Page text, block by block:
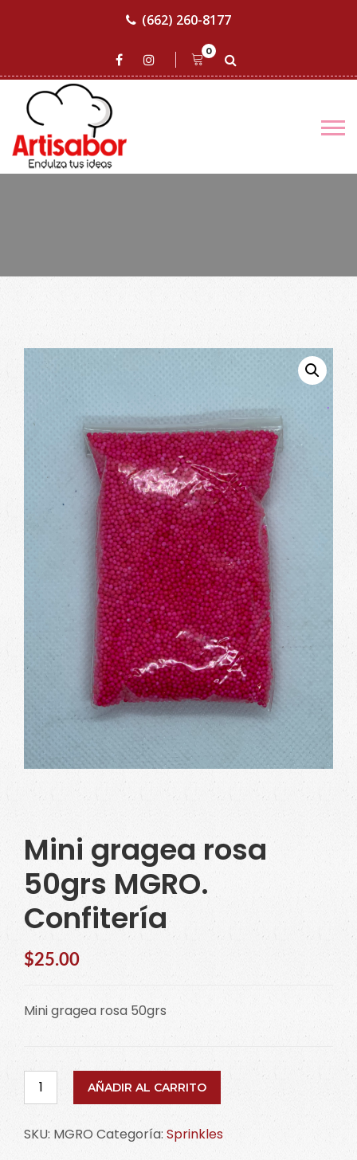
(662) 260-8177
0
Mini gragea rosa
50grs MGRO.
Confitería
$25.00
Mini gragea rosa 50grs
Mini
gragea
50grs
AÑADIR AL CARRITO
SKU: MGRO Categoría: Sprinkles